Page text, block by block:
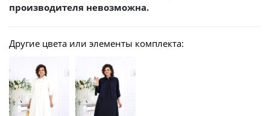
производителя невозможна.
Другие цвета или элементы комплекта: